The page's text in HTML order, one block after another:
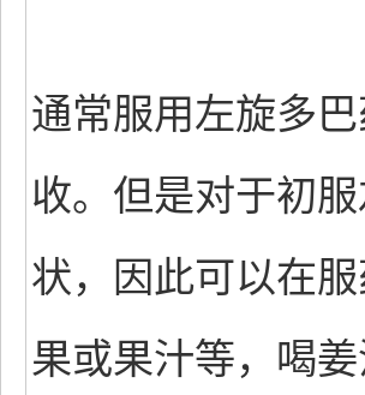
通常服用左旋多
收。但是对于初
状，因此可以在
果或果汁等，喝